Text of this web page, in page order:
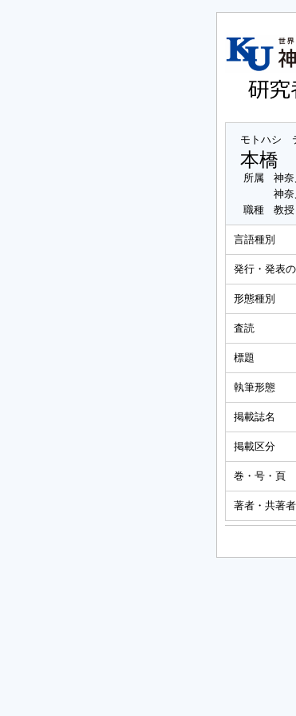
モトハシ
本橋
所属
神
神
職種
教授
言語種別
発行・発表
形態種別
査読
標題
執筆形態
掲載誌名
掲載区分
巻・号・頁
著者・共著者